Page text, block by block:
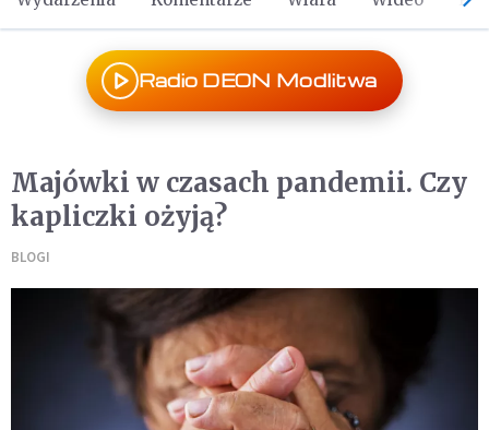
Radio DEON Modlitwa
Majówki w czasach pandemii. Czy
kapliczki ożyją?
BLOGI